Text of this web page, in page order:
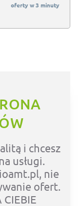
oferty w 3 minuty
i chcesz
usługi.
nie
ofert.
CIEBIE